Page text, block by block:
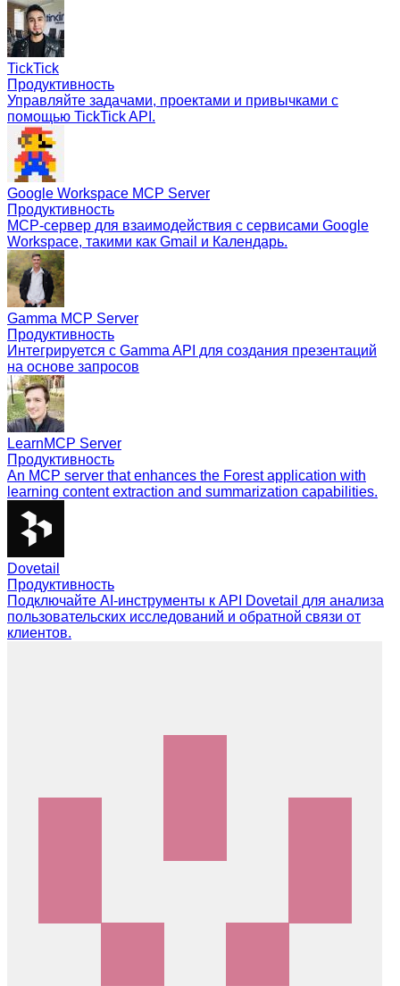
TickTick
Продуктивность
Управляйте задачами, проектами и привычками с
помощью TickTick API.
Google Workspace MCP Server
Продуктивность
MCP-сервер для взаимодействия с сервисами Google
Workspace, такими как Gmail и Календарь.
Gamma MCP Server
Продуктивность
Интегрируется с Gamma API для создания презентаций
на основе запросов
LearnMCP Server
Продуктивность
An MCP server that enhances the Forest application with
learning content extraction and summarization capabilities.
Dovetail
Продуктивность
Подключайте AI-инструменты к API Dovetail для анализа
пользовательских исследований и обратной связи от
клиентов.